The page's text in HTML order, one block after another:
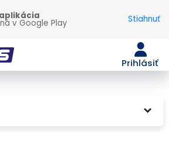
aplikácia
vGoogle Play Stiahnuť
Prihlásiť